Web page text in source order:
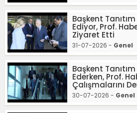
Başkent
Ediyor, Prof.
Ziyaret Etti
31-07-2026 - Genel
Başkent
Ederken, Prof.
Çalışmalarını
30-07-2026 - Genel